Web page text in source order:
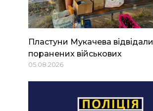
Пластуни Мукачева відвідали
поранених військових
05.08.2026